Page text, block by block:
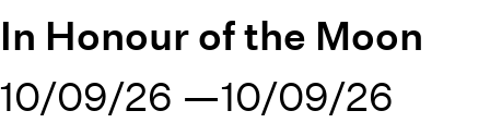
In Honour of the Moon
10/09/26
10/09/26